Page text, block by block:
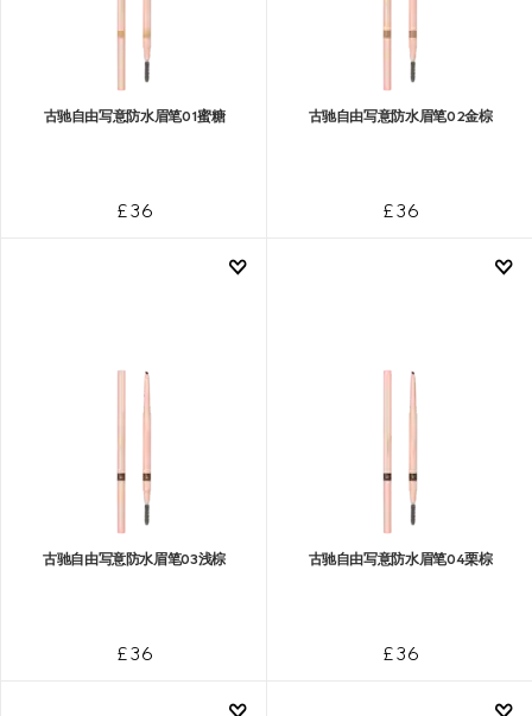
古驰自由写意防水眉笔01蜜糖
£ 36
古驰自由写意防水眉笔02金棕
£ 36
古驰自由写意防水眉笔03浅棕
£ 36
古驰自由写意防水眉笔04栗棕
£ 36